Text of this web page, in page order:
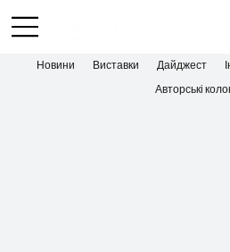
Новини Виставки Дайджест
Авторські